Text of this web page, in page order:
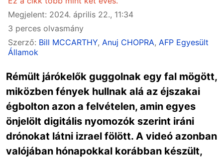
Megjelent: 2024. április 22., 11:34
3 perces olvasmány
Szerző: Bill MCCARTHY, Anuj CHOPRA, AFP Egyesült
Államok
Rémült járókelők guggolnak egy fal mögött,
miközben fények hullnak alá az éjszakai
égbolton azon a felvételen, amin egyes
önjelölt digitális nyomozók szerint iráni
drónokat látni izrael fölött. A videó azonban
valójában hónapokkal korábban készült,